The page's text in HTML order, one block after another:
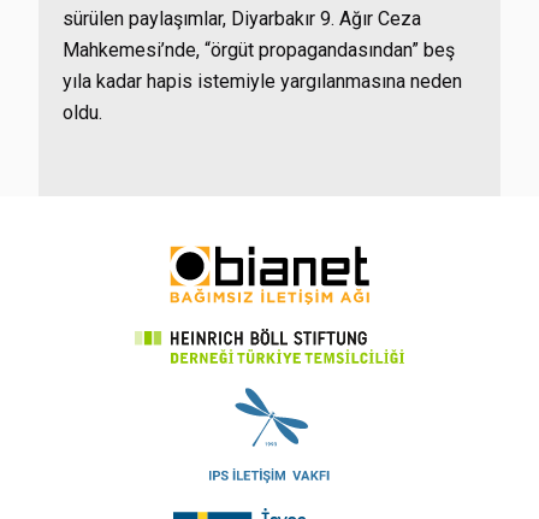
sürülen paylaşımlar, Diyarbakır 9. Ağır Ceza
Mahkemesi’nde, “örgüt propagandasından” beş
yıla kadar hapis istemiyle yargılanmasına neden
oldu.